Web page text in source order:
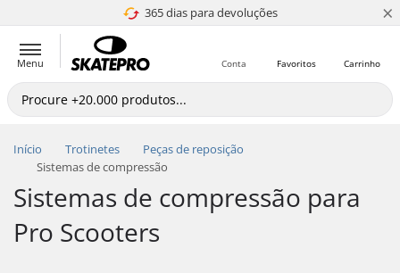
365 dias para devoluções
4.8 de 5 ×
Menu Carrinho
Favoritos
Conta
Início Trotinetes
Peças de reposição
Sistemas de compressão
Sistemas de compressão para
Pro Scooters